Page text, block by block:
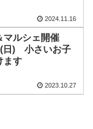
2024.11.16
マルシェ開催
日) 小さいお子
ます
2023.10.27